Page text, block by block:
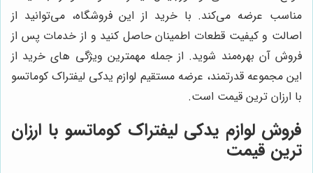
مناسب عرضه می‌کند. با خرید از این فروشگاه، می‌توانید از
اصالت و کیفیت قطعات اطمینان حاصل کنید و از خدمات پس از
فروش آن بهره‌مند شوید. از جمله مهمترین ویژگی های خرید از
این مجموعه قدرتمند، عرضه مستقیم لوازم یدکی لیفتراک کوماتسو
با ارزان ترین قیمت است.
فروش لوازم یدکی لیفتراک کوماتسو با ارزان
ترین قیمت